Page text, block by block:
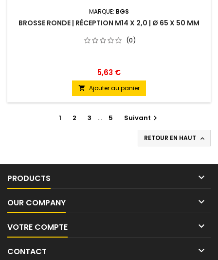
MARQUE: BGS
BROSSE RONDE | RÉCEPTION M14 X 2,0 | Ø 65 X 50 MM
(0)
5,63 €
 Ajouter au panier
1 2 3 … 5 Suivant 
RETOUR EN HAUT 
PRODUCTS 
OUR COMPANY 
VOTRE COMPTE 
CONTACT 